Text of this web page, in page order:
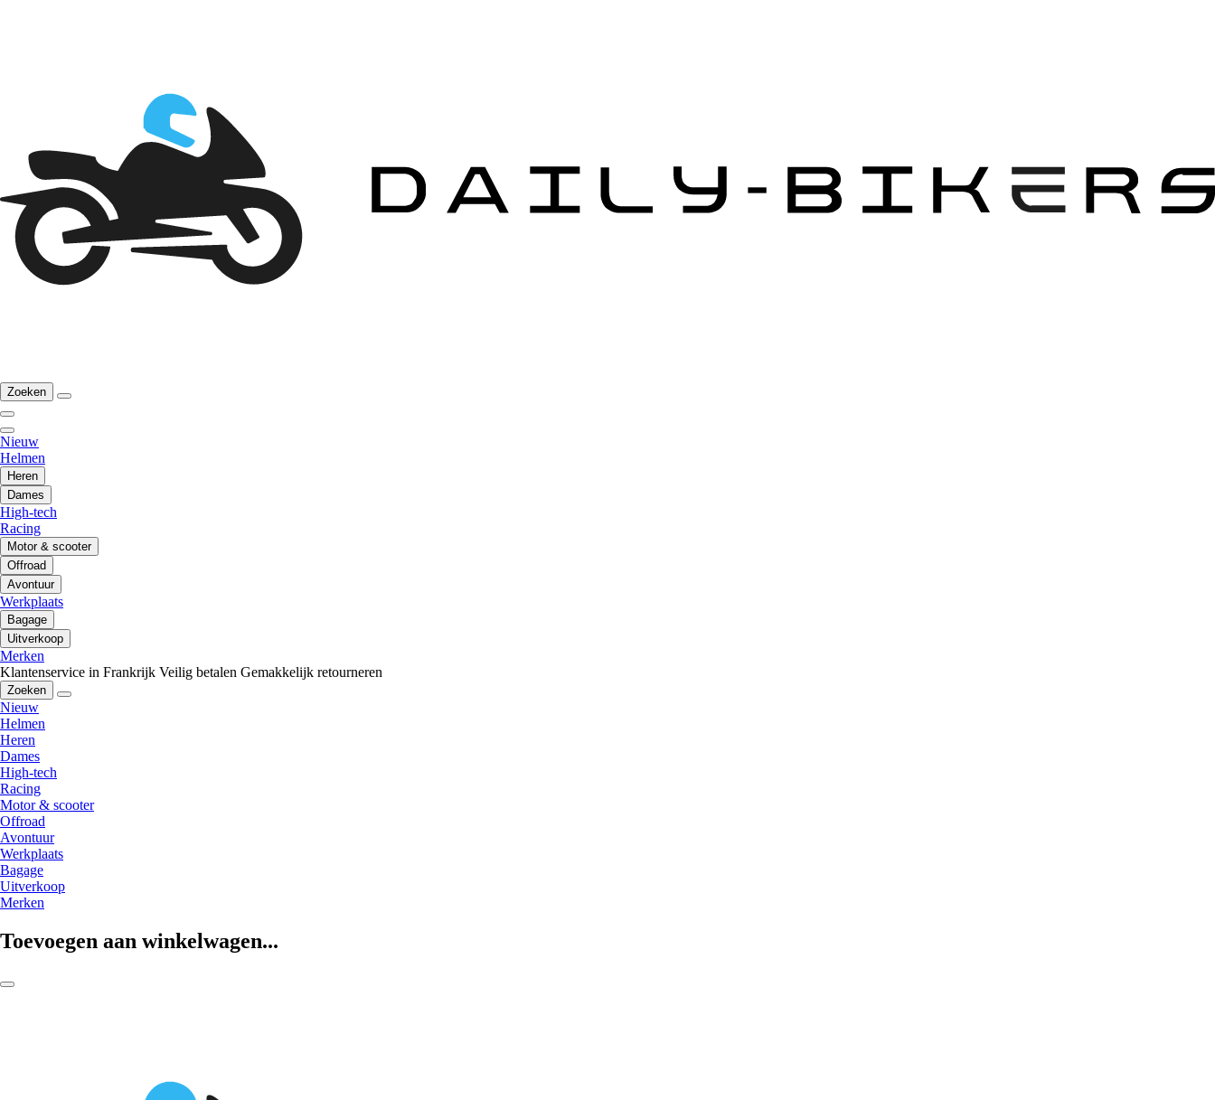
Zoeken
Nieuw
Helmen
Heren
Dames
High-tech
Racing
Motor & scooter
Offroad
Avontuur
Werkplaats
Bagage
Uitverkoop
Merken
Klantenservice in Frankrijk Veilig betalen Gemakkelijk retourneren
Zoeken
Nieuw
Helmen
Heren
Dames
High-tech
Racing
Motor & scooter
Offroad
Avontuur
Werkplaats
Bagage
Uitverkoop
Merken
Toevoegen aan winkelwagen...